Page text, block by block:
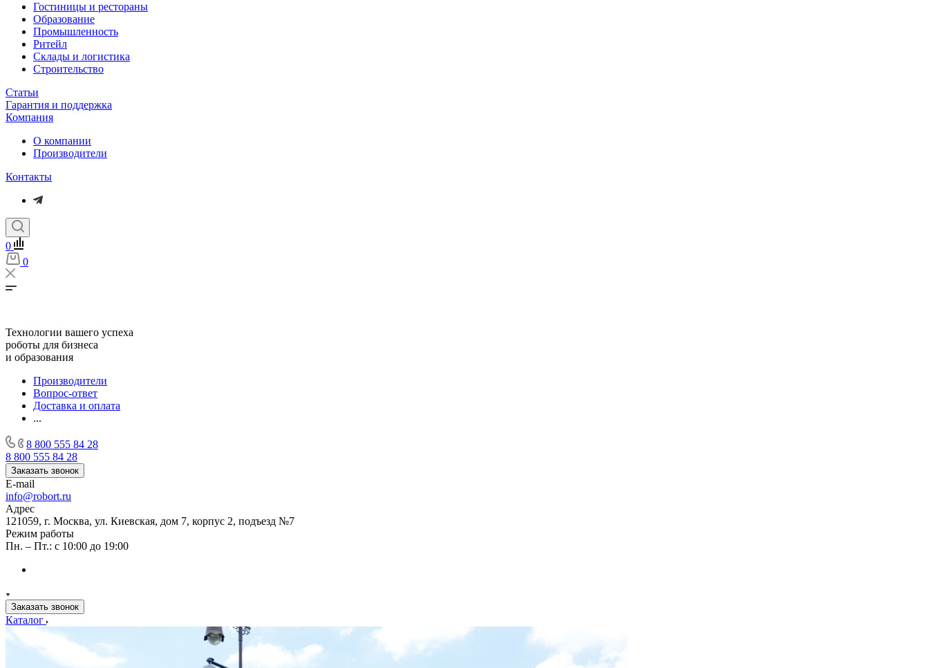
Гостиницы и рестораны
Образование
Промышленность
Ритейл
Склады и логистика
Строительство
Статьи
Гарантия и поддержка
Компания
О компании
Производители
Контакты
0
0
Технологии вашего успеха
роботы для бизнеса
и образования
Производители
Вопрос-ответ
Доставка и оплата
...
8 800 555 84 28
8 800 555 84 28
Заказать звонок
E-mail
info@robort.ru
Адрес
121059, г. Москва, ул. Киевская, дом 7, корпус 2, подъезд №7
Режим работы
Пн. – Пт.: с 10:00 до 19:00
Заказать звонок
Каталог